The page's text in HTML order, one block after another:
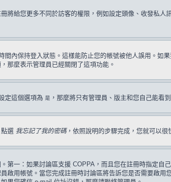
將給您更多不同於訪客的權限，例如設定頭像、收發私
間內保持登入狀態。這樣能防止您的帳號被他人誤用。如
那麼表示管理員已經關閉了這項功能。
定這個選項為 是 ，那麼將只有管理員、版主和您自己能看
選 我忘記了我的密碼，依照說明的步驟完成，您就可以很
第一：如果討論區支援 COPPA，而且您在註冊時指定
啟用帳號。當您完成註冊時討論區將告訴您是否需要啟